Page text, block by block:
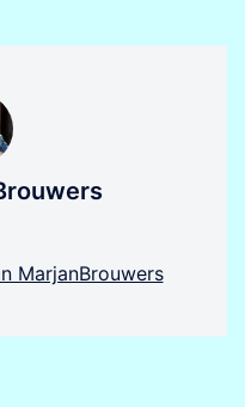
MarjanBrouwers